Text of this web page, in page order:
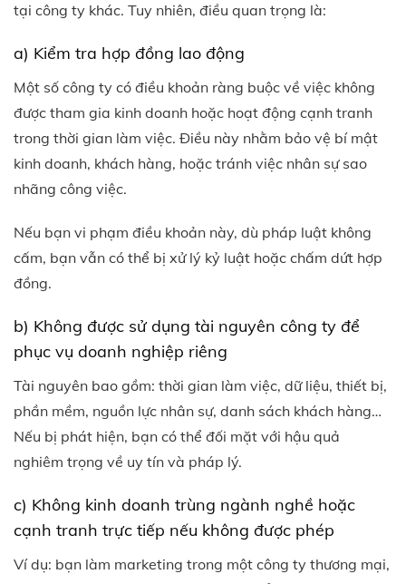
tại công ty khác. Tuy nhiên, điều quan trọng là:
a) Kiểm tra hợp đồng lao động
Một số công ty có điều khoản ràng buộc về việc không
được tham gia kinh doanh hoặc hoạt động cạnh tranh
trong thời gian làm việc. Điều này nhằm bảo vệ bí mật
kinh doanh, khách hàng, hoặc tránh việc nhân sự sao
nhãng công việc.
Nếu bạn vi phạm điều khoản này, dù pháp luật không
cấm, bạn vẫn có thể bị xử lý kỷ luật hoặc chấm dứt hợp
đồng.
b) Không được sử dụng tài nguyên công ty để
phục vụ doanh nghiệp riêng
Tài nguyên bao gồm: thời gian làm việc, dữ liệu, thiết bị,
phần mềm, nguồn lực nhân sự, danh sách khách hàng…
Nếu bị phát hiện, bạn có thể đối mặt với hậu quả
nghiêm trọng về uy tín và pháp lý.
c) Không kinh doanh trùng ngành nghề hoặc
cạnh tranh trực tiếp nếu không được phép
Ví dụ: bạn làm marketing trong một công ty thương mại,